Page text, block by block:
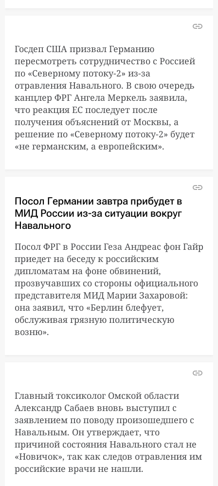
Госдеп США призвал Германию
пересмотреть сотрудничество с Россией
по «Северному потоку-2» из-за
отравления Навального. В свою очередь
канцлер ФРГ Ангела Меркель заявила,
что реакция ЕС последует после
получения объяснений от Москвы, а
решение по «Северному потоку-2» будет
«не германским, а европейским».
Посол Германии завтра прибудет в
МИД России из-за ситуации вокруг
Навального
Посол ФРГ в России Геза Андреас фон Гайр
приедет на беседу к российским
дипломатам на фоне обвинений,
прозвучавших со стороны официального
представителя МИД Марии Захаровой:
она заявил, что «Берлин блефует,
обслуживая грязную политическую
возню».
Главный токсиколог Омской области
Александр Сабаев вновь выступил с
заявлением по поводу произошедшего с
Навальным. Он утверждает, что
причиной состояния Навального стал не
«Новичок», так как следов отравления им
российские врачи не нашли.